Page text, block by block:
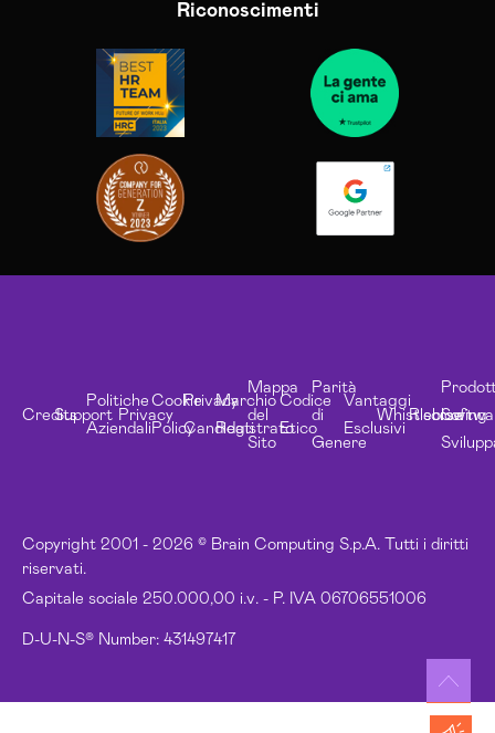
Riconoscimenti
Copyright 2001 - 2026 © Brain Computing S.p.A. Tutti i diritti
riservati.
Capitale sociale 250.000,00 i.v. - P. IVA 06706551006
D-U-N-S® Number: 431497417
CreditsSupport
Politiche
Aziendali
Privacy
Cookie
Policy
Privacy
Candidati
Marchio
Registrato
Mappa
del
Sito
Codice
Etico
Parità
di
Genere
Vantaggi
Esclusivi
Whistleblowing
Risorse